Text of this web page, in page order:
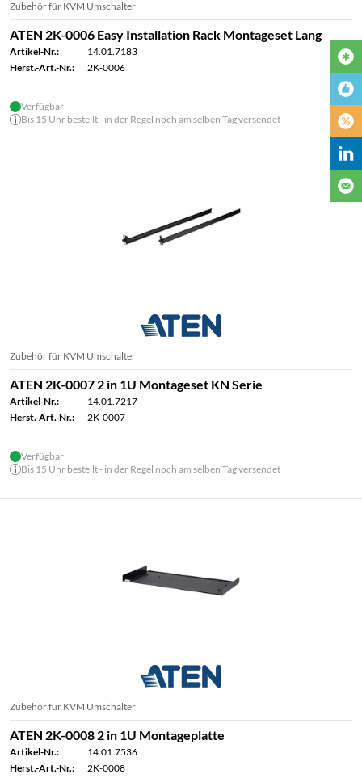
Zubehör für KVM Umschalter
ATEN 2K-0006 Easy Installation Rack Montageset Lang
Artikel-Nr.:
14.01.7183
Herst.-Art.-Nr.:
2K-0006
Verfügbar
Bis 15 Uhr bestellt - in der Regel noch am selben Tag versendet
Zubehör für KVM Umschalter
ATEN 2K-0007 2 in 1U Montageset KN Serie
Artikel-Nr.:
14.01.7217
Herst.-Art.-Nr.:
2K-0007
Verfügbar
Bis 15 Uhr bestellt - in der Regel noch am selben Tag versendet
Zubehör für KVM Umschalter
ATEN 2K-0008 2 in 1U Montageplatte
Artikel-Nr.:
14.01.7536
Herst.-Art.-Nr.:
2K-0008